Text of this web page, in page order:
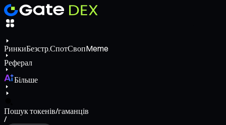
РинкиБезстр.СпотСвопMeme
Реферал
Більше
Пошук токенів/гаманців
/